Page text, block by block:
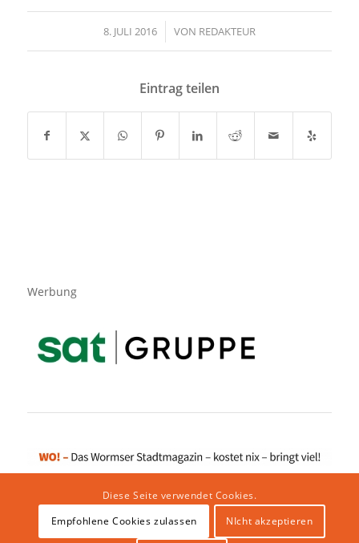
8. JULI 2016
/ VON REDAKTEUR
Eintrag teilen
Werbung
Impressum|Datenschutzerklärung|Website von klicklabor.de |
Diese Seite verwendet Cookies.
Empfohlene Cookies zulassen
NIcht akzeptieren